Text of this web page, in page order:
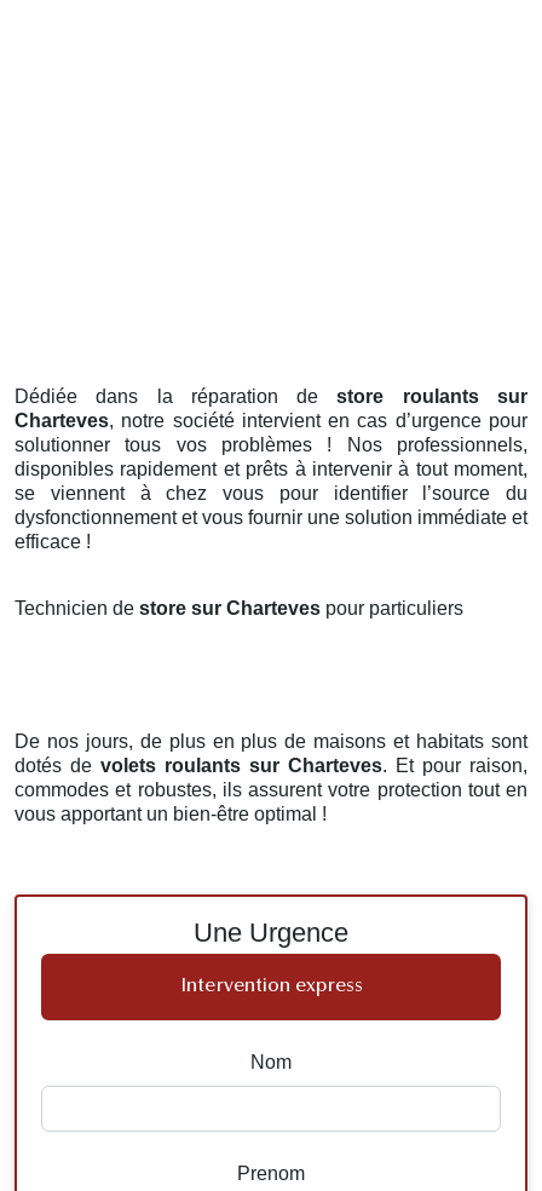
Dédiée dans la réparation destore roulants sur
Charteves, notre société intervient en cas d’urgence pour
solutionner tous vos problèmes ! Nos professionnels,
disponibles rapidement et prêts à intervenir à tout moment,
se viennent à chez vous pour identifier l’source du
dysfonctionnement et vous fournir une solution immédiate et
efficace !
Technicien de store sur Charteves pour particuliers
De nos jours, de plus en plus de maisons et habitats sont
dotés de volets roulants sur Charteves. Et pour raison,
commodes et robustes, ils assurent votre protection tout en
vous apportant un bien-être optimal !
Une Urgence
Intervention express
Nom
Prenom